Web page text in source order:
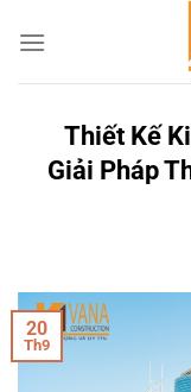
Thiết Kế
Giải Pháp
20
Th9